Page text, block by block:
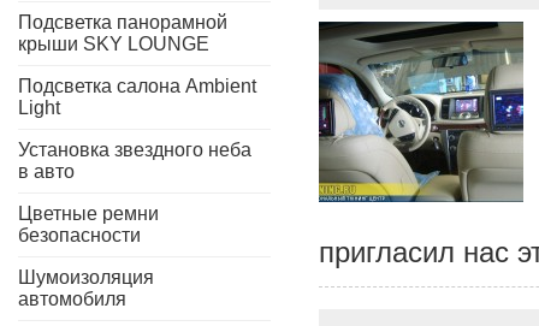
Подсветка панорамной
крыши SKY LOUNGE
Подсветка салона Ambient
Light
Установка звездного неба
в авто
Цветные ремни
безопасности
Шумоизоляция
автомобиля
пригласил нас